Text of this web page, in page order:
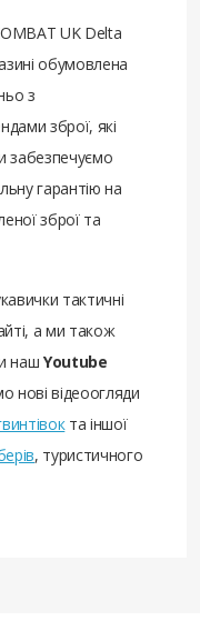
UK Delta
обумовлена
з
зброї, які
забезпечуємо
гарантію на
зброї та
тактичні
а ми також
нашYoutube
нові відеоогляди
та іншої
, туристичного